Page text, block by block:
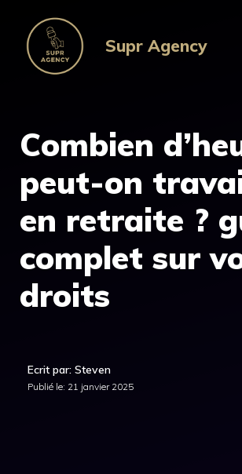
contenu
Supr Agency
Combien
peut-on
en retraite ?
complet sur
droits
Ecrit par: Steven
Publié le: 21 janvier 2025